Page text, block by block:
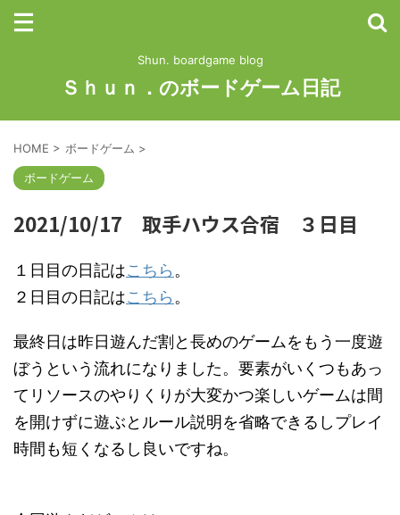
Shun. boardgame blog
Ｓｈｕｎ．のボードゲーム日記
HOME > ボードゲーム >
ボードゲーム
2021/10/17 取手ハウス合宿 ３日目
１日目の日記はこちら 。
２日目の日記はこちら 。
最終日は昨日遊んだ割と長めのゲームをもう一度遊
ぼうという流れになりました。要素がいくつもあっ
てリソースのやりくりが大変かつ楽しいゲームは間
を開けずに遊ぶとルール説明を省略できるしプレイ
時間も短くなるし良いですね。